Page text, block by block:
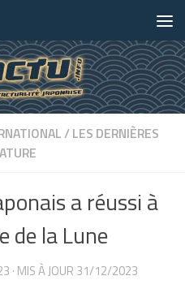
/LES DERNIÈRES
a réussi à
de la Lune
· MIS À JOUR 31/12/2023